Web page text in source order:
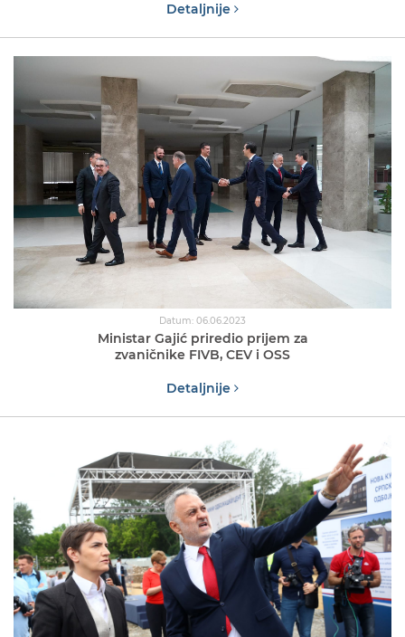
Detaljnije
Datum: 06.06.2023
Ministar Gajić priredio prijem za
zvaničnike FIVB, CEV i OSS
Detaljnije